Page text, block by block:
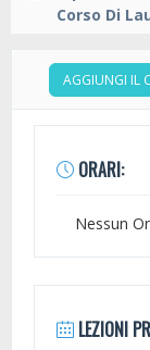
Corso Di
AGGIUNGI IL
ORARI:
Nessun
LEZIONI